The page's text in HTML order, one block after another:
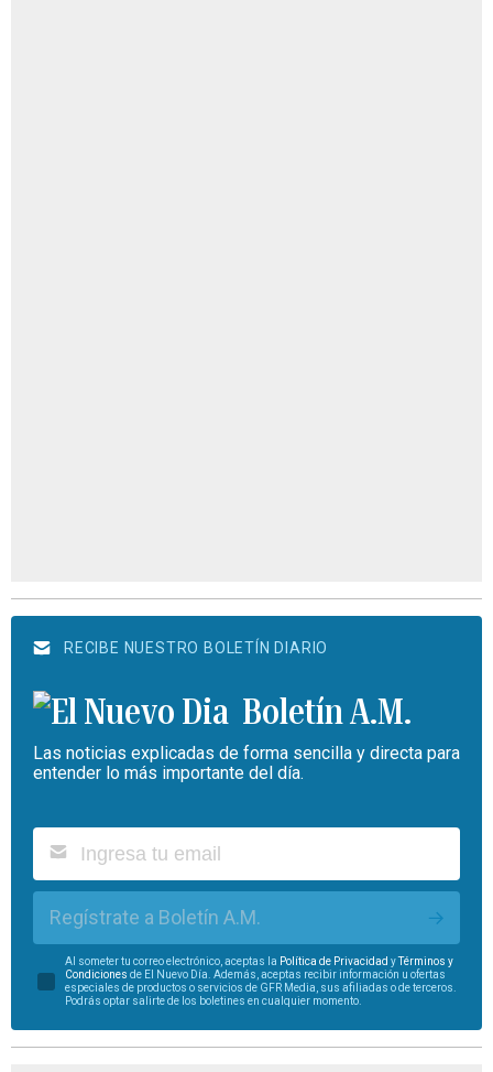
RECIBE NUESTRO BOLETÍN DIARIO
Boletín A.M.
Las noticias explicadas de forma sencilla y directa para
entender lo más importante del día.
Regístrate a Boletín A.M.
Al someter tu correo electrónico, aceptas la Política de Privacidad yTérminos y
Condiciones de El Nuevo Día. Además, aceptas recibir información u ofertas
especiales de productos o servicios de GFR Media, sus afiliadas o de terceros.
Podrás optar salirte de los boletines en cualquier momento.